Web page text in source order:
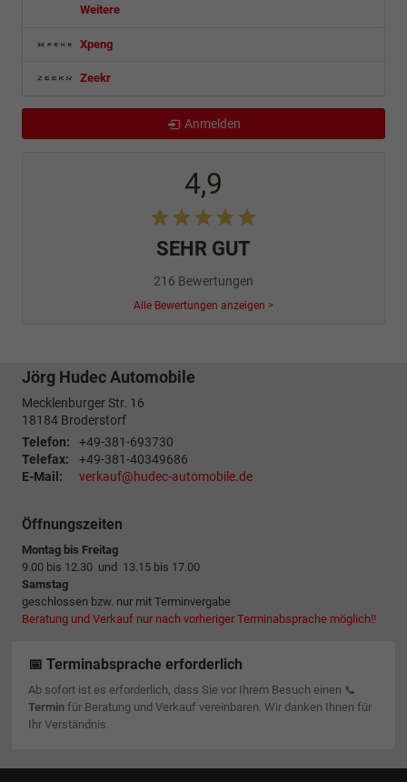
Weitere
Xpeng
Zeekr
Anmelden
4,9
SEHR GUT
216 Bewertungen
Alle Bewertungen anzeigen >
Jörg Hudec Automobile
Mecklenburger Str. 16
18184 Broderstorf
Telefon:
+49-381-693730
Telefax:
+49-381-40349686
E-Mail:
verkauf@hudec-automobile.de
Öffnungszeiten
Montag bis Freitag
9.00 bis 12.30 und 13.15 bis 17.00
Samstag
geschlossen bzw. nur mit Terminvergabe
Beratung und Verkauf nur nach vorheriger Terminabsprache möglich!!
📅 Terminabsprache erforderlich
Ab sofort ist es erforderlich, dass Sie vor Ihrem Besuch einen 📞
Terminfür Beratung und Verkauf vereinbaren. Wir danken Ihnen für
Ihr Verständnis.